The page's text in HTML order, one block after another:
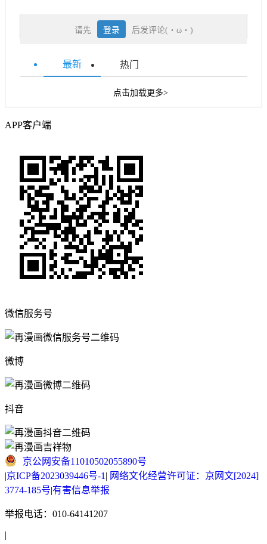
请先 登录 后发评论(・ω・)
最新 热门
点击加载更多>
APP客户端
微信服务号
微博
抖音
京公网安备11010502055890号
|京ICP备2023039446号-1 | 网络文化经营许可证：京网文[2024]
3774-185号|有害信息举报
举报电话：010-64141207
|